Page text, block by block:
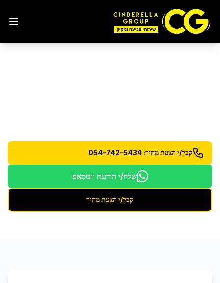
קבל/י הצעת מחיר: 054-742-5434
שלח/י הודעת ווטסאפ
קבל/י הצעת מחיר